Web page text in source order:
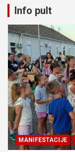
Info pult
MANIFESTACIJE